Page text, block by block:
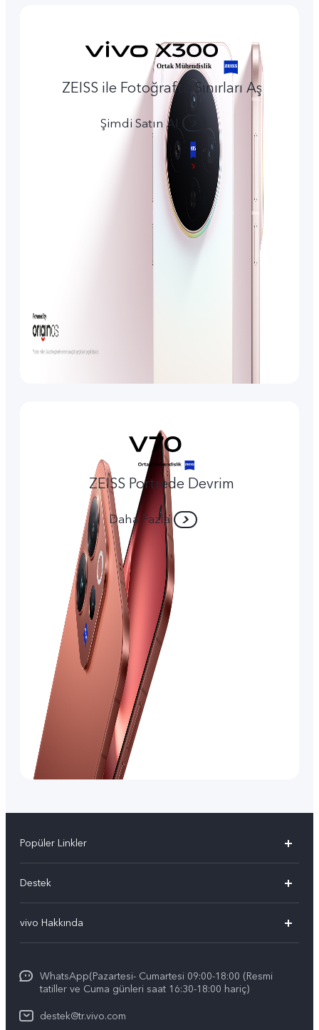
ZEISS ile Fotoğrafta Sınırları Aş
Şimdi Satın Al
ZEISS Portrede Devrim
Daha Fazla
Popüler Linkler
vivo X300
vivo V60 5G
vivo X200 FE
Tüm Modeller
Destek
Yetkili Servis Noktalarımız
IMEI kimlik doğrulaması
Yedek Parçaların Fiyatı
vivo Hakkında
vivo'da Kariyer
Basın
WhatsApp(Pazartesi- Cumartesi 09:00-18:00 (Resmi
tatiller ve Cuma günleri saat 16:30-18:00 hariç)
destek@tr.vivo.com